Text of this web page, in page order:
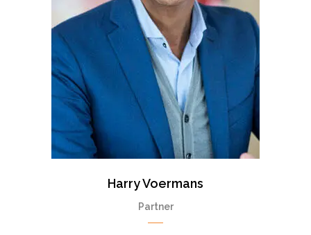
Harry Voermans
Partner